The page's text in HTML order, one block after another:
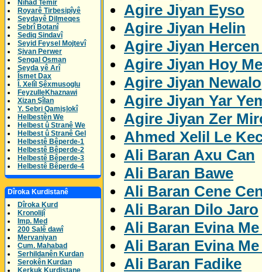
Nîhad Temir
Royarê Tirbesipîyê
Seydayê Dilmeqes
Sebrî Botanî
Sediq Sindavî
Seyid Feysel Mojtevî
Şivan Perwer
Şengal Osman
Seyda yê Arî
Îsmet Dax
Î. Xelîl Şêxmusoglu
FeyzulleKhaznawi
Xizan Şîlan
Y. Sebri Qamişlokî
Helbestên We
Helbest û Stranê We
Helbest û Stranê Gel
Helbestê Bêperde-1
Helbestê Bêperde-2
Helbestê Bêperde-3
Helbestê Bêperde-4
Dîroka Kurdistanê
Dîroka Kurd
Kronolijî
Imp. Med
200 Salê dawî
Mervaniyan
Cum. Mahabad
Serhildanên Kurdan
Serokên Kurdan
Kerkuk Kurdistane
Agire Jiyan Eyso
Agire Jiyan Helin
Agire Jiyan
Agire Jiyan Hoy
Agire Jiyan Newalo
Agire Jiyan Yar
Agire Jiyan Zer
Ahmed Xelil Le
Ali Baran Axu Can
Ali Baran Bawe
Ali Baran Cene
Ali Baran Dilo Jaro
Ali Baran Evina
Ali Baran Evina Me
Ali Baran Fadike